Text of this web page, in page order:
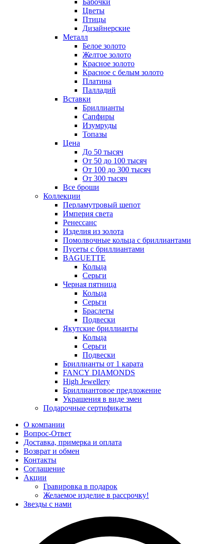
Бабочки
Цветы
Птицы
Дизайнерские
Металл
Белое золото
Желтое золото
Красное золото
Красное с белым золото
Платина
Палладий
Вставки
Бриллианты
Сапфиры
Изумруды
Топазы
Цена
До 50 тысяч
От 50 до 100 тысяч
От 100 до 300 тысяч
От 300 тысяч
Все броши
Коллекции
Перламутровый шепот
Империя света
Ренессанс
Изделия из золота
Помолвочные кольца с бриллиантами
Пусеты с бриллиантами
BAGUETTE
Кольца
Серьги
Черная пятница
Кольца
Серьги
Браслеты
Подвески
Якутские бриллианты
Кольца
Серьги
Подвески
Бриллианты от 1 карата
FANCY DIAMONDS
High Jewellery
Бриллиантовое предложение
Украшения в виде змеи
Подарочные сертификаты
О компании
Вопрос-Ответ
Доставка, примерка и оплата
Возврат и обмен
Контакты
Соглашение
Акции
Гравировка в подарок
Желаемое изделие в рассрочку!
Звезды с нами